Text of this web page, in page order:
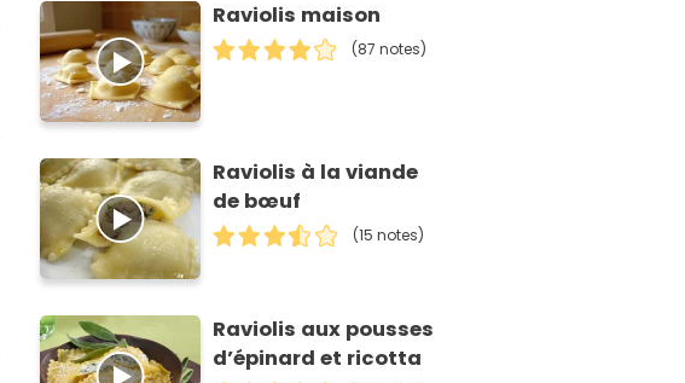
Raviolis maison
(87 notes)
Raviolis à la viande
de bœuf
(15 notes)
Raviolis aux pousses
d’épinard et ricotta